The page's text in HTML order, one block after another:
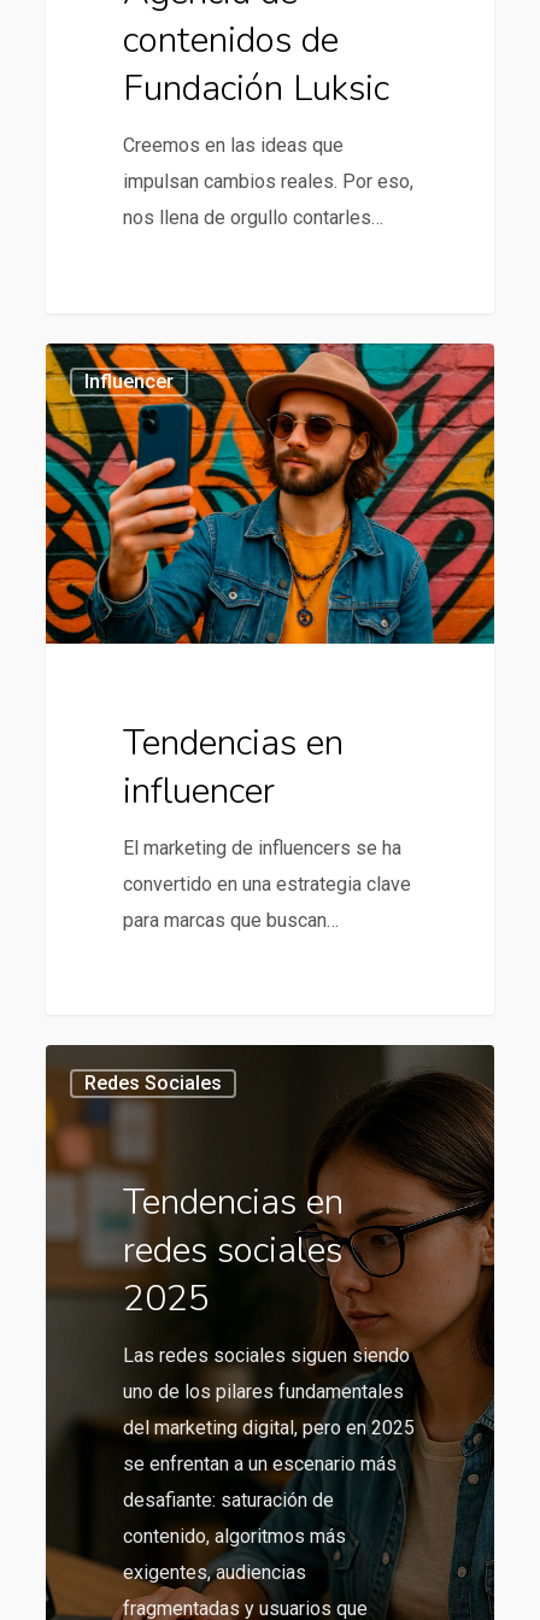
contenidos de
Fundación Luksic
Creemos en las ideas que
impulsan cambios reales. Por eso,
nos llena de orgullo contarles…
Tendencias
en
influencer
Influencer
Tendencias en
influencer
El marketing de influencers se ha
convertido en una estrategia clave
para marcas que buscan…
435
en
redes
sociales
Redes Sociales
Tendencias en
redes sociales
2025
Las redes sociales siguen siendo
uno de los pilares fundamentales
del marketing digital, pero en 2025
se enfrentan a un escenario más
desafiante: saturación de
contenido, algoritmos más
exigentes, audiencias
fragmentadas y usuarios que